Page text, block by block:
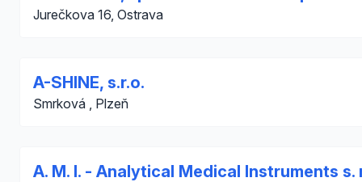
Jurečkova 16, Ostrava
A-SHINE, s.r.o.
Smrková , Plzeň
A. M. I. - Analytical Medical Instruments s.